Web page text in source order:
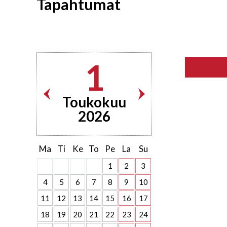
Tapahtumat
1
Toukokuu
2026
Ma Ti Ke To Pe La Su
1 2
3
4
5 6 7 8 9
10
11
12 13 14 15 16
17
18
19 20 21 22 23
24